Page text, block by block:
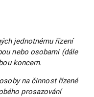
jednotnému řízení
nebo osobami (dále
koncern.
na činnost řízené
prosazování